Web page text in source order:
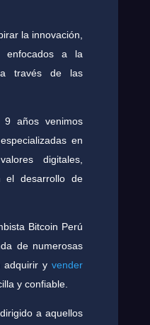
la innovación,
enfocados a la
a través de las
años venimos
en
digitales,
el desarrollo de
Bitcoin Perú
de numerosas
adquirir yvender
y confiable.
a aquellos